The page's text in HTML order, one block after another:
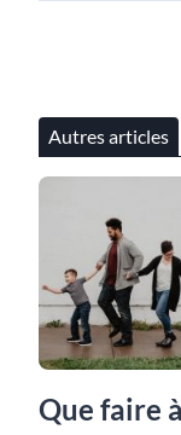
Autres articles
Que faire